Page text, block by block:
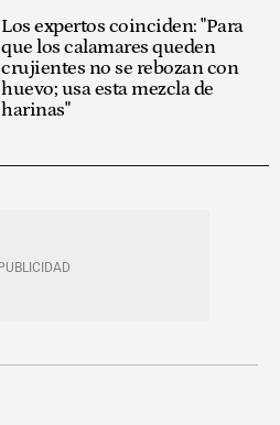
Los expertos coinciden: "Para
que los calamares queden
crujientes no se rebozan con
huevo; usa esta mezcla de
harinas"